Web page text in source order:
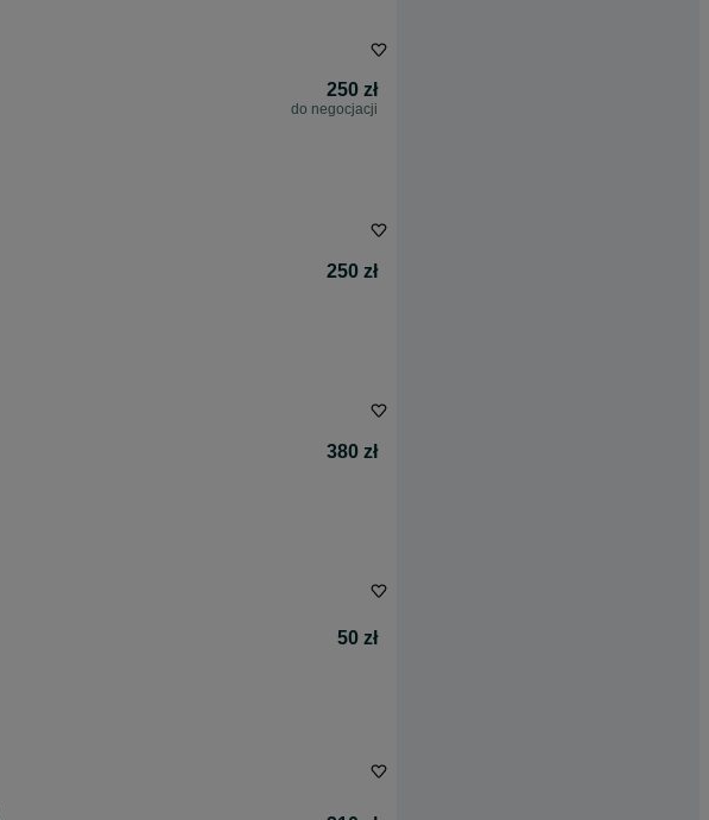
250 zł
do negocjacji
250 zł
380 zł
50 zł